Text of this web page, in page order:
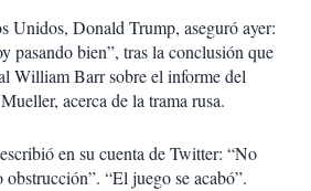
Unidos, Donald Trump, aseguró ayer:
pasando bien”, tras la conclusión que
William Barr sobre el informe del
acerca de la trama rusa.
en su cuenta de Twitter: “No
“El juego se acabó”.